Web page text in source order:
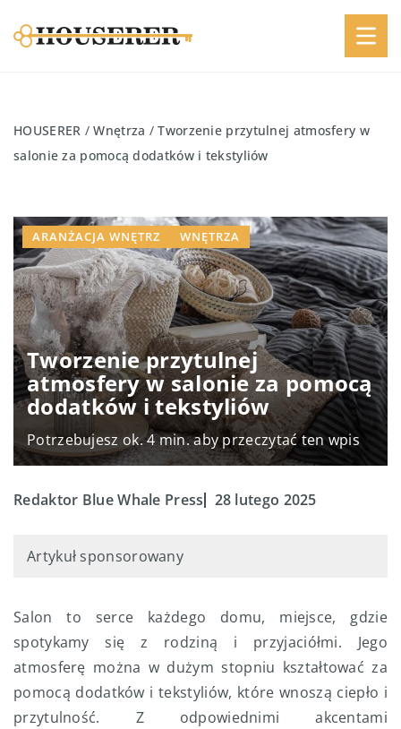
HOUSERER /Wnętrza /Tworzenie przytulnej atmosfery w
salonie za pomocą dodatków i tekstyliów
Tworzenie przytulnej
atmosfery w salonie za pomocą
dodatków i tekstyliów
Potrzebujesz ok. 4 min. aby przeczytać ten wpis
ARANŻACJA WNĘTRZ WNĘTRZA
Redaktor Blue Whale Press 28 lutego 2025
Artykuł sponsorowany
Salon to serce każdego domu, miejsce, gdzie
spotykamy się z rodziną i przyjaciółmi. Jego
atmosferę można w dużym stopniu kształtować za
pomocą dodatków i tekstyliów, które wnoszą ciepło i
przytulność. Z odpowiednimi akcentami